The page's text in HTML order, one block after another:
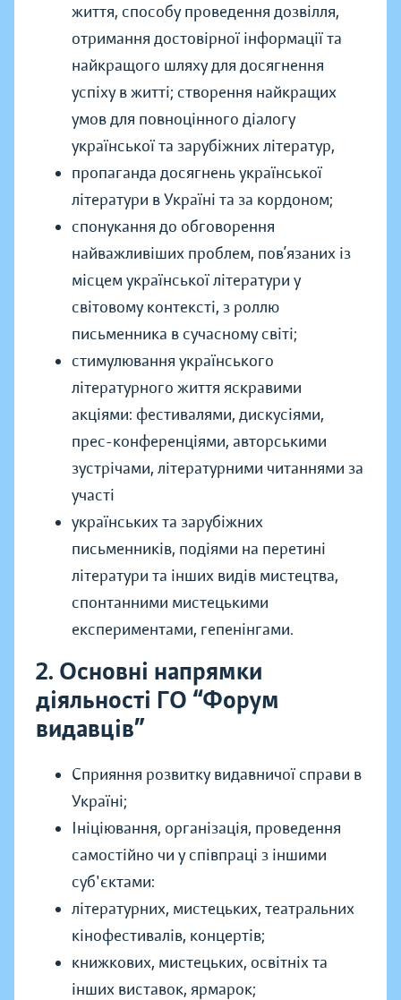
життя, способу проведення дозвілля,
отримання достовірної інформації та
найкращого шляху для досягнення
успіху в житті; створення найкращих
умов для повноцінного діалогу
української та зарубіжних літератур,
пропаганда досягнень української
літератури в Україні та за кордоном;
спонукання до обговорення
найважливіших проблем, пов’язаних із
місцем української літератури у
світовому контексті, з роллю
письменника в сучасному світі;
стимулювання українського
літературного життя яскравими
акціями: фестивалями, дискусіями,
прес-конференціями, авторськими
зустрічами, літературними читаннями за
участі
українських та зарубіжних
письменників, подіями на перетині
літератури та інших видів мистецтва,
спонтанними мистецькими
експериментами, гепенінгами.
2. Основні напрямки
діяльності ГО “Форум
видавців”
Сприяння розвитку видавничої справи в
Україні;
Ініціювання, організація, проведення
самостійно чи у співпраці з іншими
суб'єктами:
літературних, мистецьких, театральних
кінофестивалів, концертів;
книжкових, мистецьких, освітніх та
інших виставок, ярмарок;